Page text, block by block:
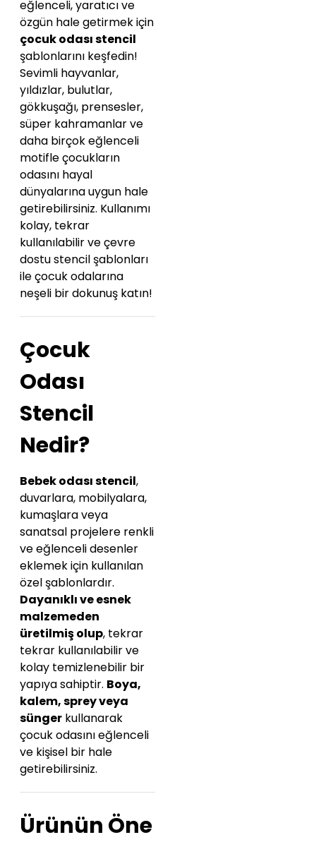
eğlenceli, yaratıcı ve
özgün hale getirmek için
çocuk odası stencil
şablonlarını keşfedin!
Sevimli hayvanlar,
yıldızlar, bulutlar,
gökkuşağı, prensesler,
süper kahramanlar ve
daha birçok eğlenceli
motifle çocukların
odasını hayal
dünyalarına uygun hale
getirebilirsiniz. Kullanımı
kolay, tekrar
kullanılabilir ve çevre
dostu stencil şablonları
ile çocuk odalarına
neşeli bir dokunuş katın!
Çocuk
Odası
Stencil
Nedir?
Bebek odası stencil,
duvarlara, mobilyalara,
kumaşlara veya
sanatsal projelere renkli
ve eğlenceli desenler
eklemek için kullanılan
özel şablonlardır.
Dayanıklı ve esnek
malzemeden
üretilmiş olup, tekrar
tekrar kullanılabilir ve
kolay temizlenebilir bir
yapıya sahiptir. Boya,
kalem, sprey veya
sünger kullanarak
çocuk odasını eğlenceli
ve kişisel bir hale
getirebilirsiniz.
Ürünün Öne